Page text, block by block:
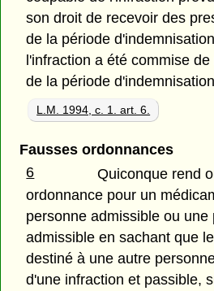
son droit de recevoir des
de la période
l'infraction a été commise
de la période
L.M. 1994, c. 1. art. 6.
Fausses ordonnances
6
Quiconque rend
ordonnance pour un
personne admissible ou
admissible en sachant que
destiné à une autre
d'une infraction et passible,